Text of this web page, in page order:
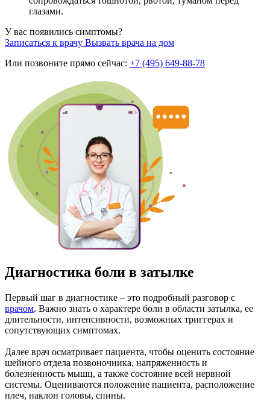
глазами.
У вас появились симптомы?
Записаться к врачу Вызвать врача на дом
Или позвоните прямо сейчас: +7 (495) 649-88-78
Диагностика боли в затылке
Первый шаг в диагностике – это подробный разговор с
врачом. Важно знать о характере боли в области затылка, ее
длительности, интенсивности, возможных триггерах и
сопутствующих симптомах.
Далее врач осматривает пациента, чтобы оценить состояние
шейного отдела позвоночника, напряженность и
болезненность мышц, а также состояние всей нервной
системы. Оцениваются положение пациента, расположение
плеч, наклон головы, спины.